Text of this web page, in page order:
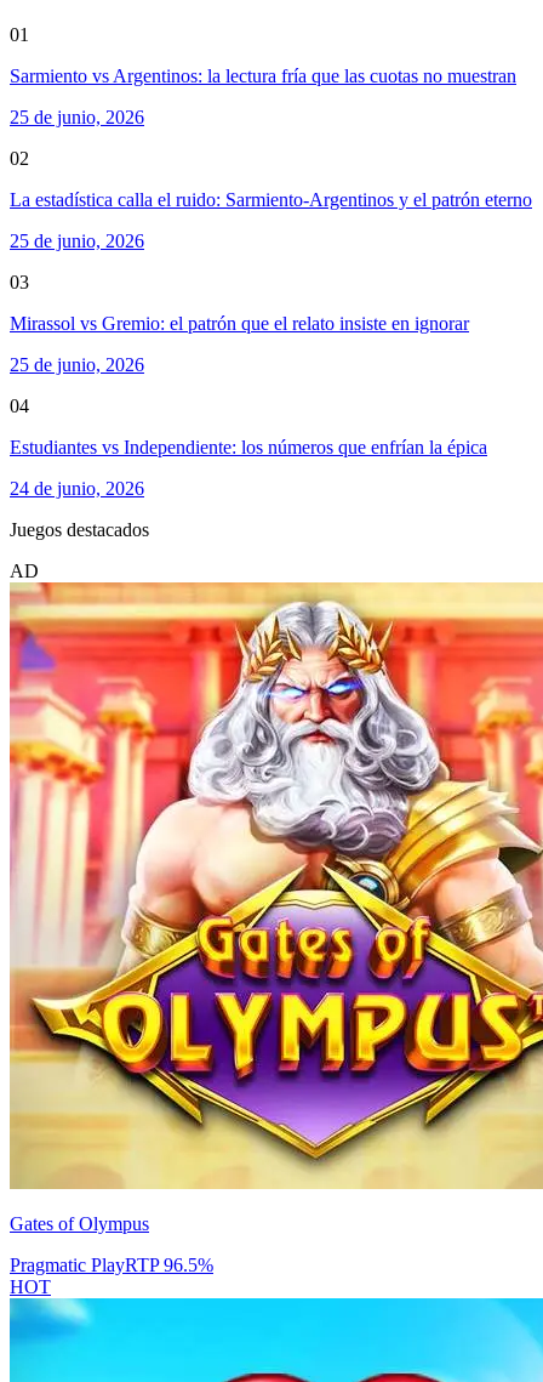
01
Sarmiento vs Argentinos: la lectura fría que las cuotas no muestran
25 de junio, 2026
02
La estadística calla el ruido: Sarmiento-Argentinos y el patrón eterno
25 de junio, 2026
03
Mirassol vs Gremio: el patrón que el relato insiste en ignorar
25 de junio, 2026
04
Estudiantes vs Independiente: los números que enfrían la épica
24 de junio, 2026
Juegos destacados
AD
Gates of Olympus
Pragmatic PlayRTP96.5%
HOT